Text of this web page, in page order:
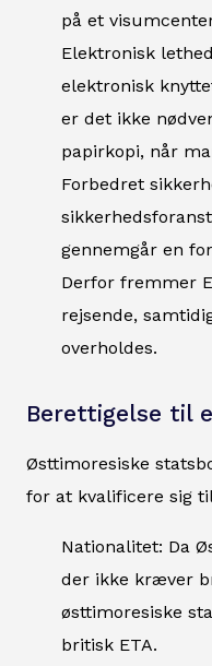
på et
Elektronisk
elektronisk
er det ikke
papirkopi, når
Forbedret
gennemgår en
Derfor fremmer
rejsende,
overholdes.
Berettigelse til
Østtimoresiske
for at kvalificere sig
Nationalitet: Da
der ikke kræver
østtimoresiske
britisk ETA.